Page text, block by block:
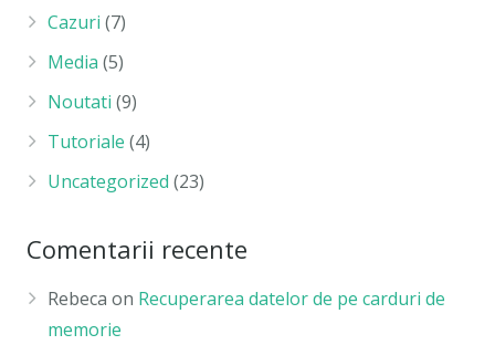
Cazuri (7)
Media (5)
Noutati (9)
Tutoriale (4)
Uncategorized (23)
Comentarii recente
Rebeca on Recuperarea datelor de pe carduri de
memorie